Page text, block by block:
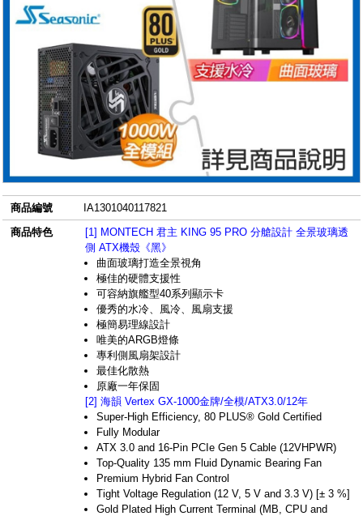
商品編號
IA1301040117821
商品特色
[1] MONTECH 君主 KING 95 PRO 分艙設計 全景玻璃透
側 ATX機殼《黑》
曲面玻璃打造全景視角
極佳的硬體支援性
可容納旗艦型40系列顯示卡
優秀的水冷、風冷、風扇支援
極簡易理線設計
唯美的ARGB燈條
專利側風扇架設計
最佳化散熱
原廠一年保固
[2] 海韻 Vertex GX-1000金牌/全模/ATX3.0/12年
Super-High Efficiency, 80 PLUS® Gold Certified
Fully Modular
ATX 3.0 and 16-Pin PCIe Gen 5 Cable (12VHPWR)
Top-Quality 135 mm Fluid Dynamic Bearing Fan
Premium Hybrid Fan Control
Tight Voltage Regulation (12 V, 5 V and 3.3 V) [± 3 %]
Gold Plated High Current Terminal (MB, CPU and